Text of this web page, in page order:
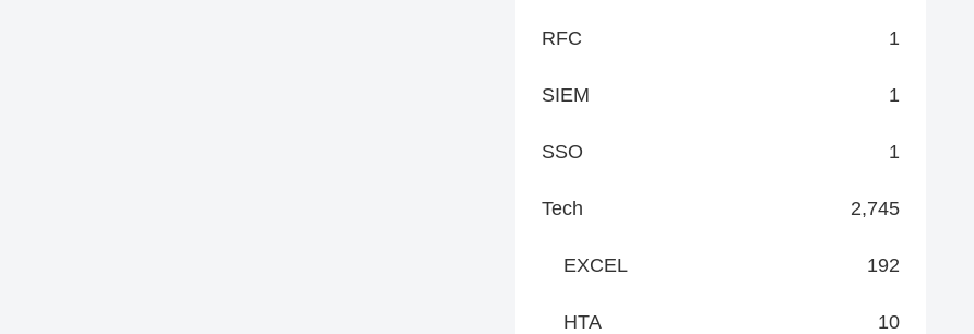
RFC 1
SIEM 1
SSO 1
Tech 2,745
EXCEL 192
HTA 10